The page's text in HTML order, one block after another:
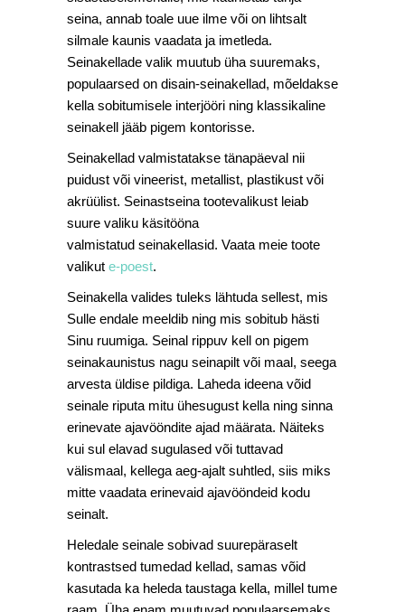
seina, annab toale uue ilme või on lihtsalt
silmale kaunis vaadata ja imetleda.
Seinakellade valik muutub üha suuremaks,
populaarsed on disain-seinakellad, mõeldakse
kella sobitumisele interjööri ning klassikaline
seinakell jääb pigem kontorisse.
Seinakellad valmistatakse tänapäeval nii
puidust või vineerist, metallist, plastikust või
akrüülist. Seinastseina tootevalikust leiab
suure valiku käsitööna
valmistatud seinakellasid. Vaata meie toote
valikut e-poest.
Seinakella valides tuleks lähtuda sellest, mis
Sulle endale meeldib ning mis sobitub hästi
Sinu ruumiga. Seinal rippuv kell on pigem
seinakaunistus nagu seinapilt või maal, seega
arvesta üldise pildiga. Laheda ideena võid
seinale riputa mitu ühesugust kella ning sinna
erinevate ajavööndite ajad määrata. Näiteks
kui sul elavad sugulased või tuttavad
välismaal, kellega aeg-ajalt suhtled, siis miks
mitte vaadata erinevaid ajavööndeid kodu
seinalt.
Heledale seinale sobivad suurepäraselt
kontrastsed tumedad kellad, samas võid
kasutada ka heleda taustaga kella, millel tume